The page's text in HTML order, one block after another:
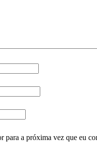
para a próxima vez que eu